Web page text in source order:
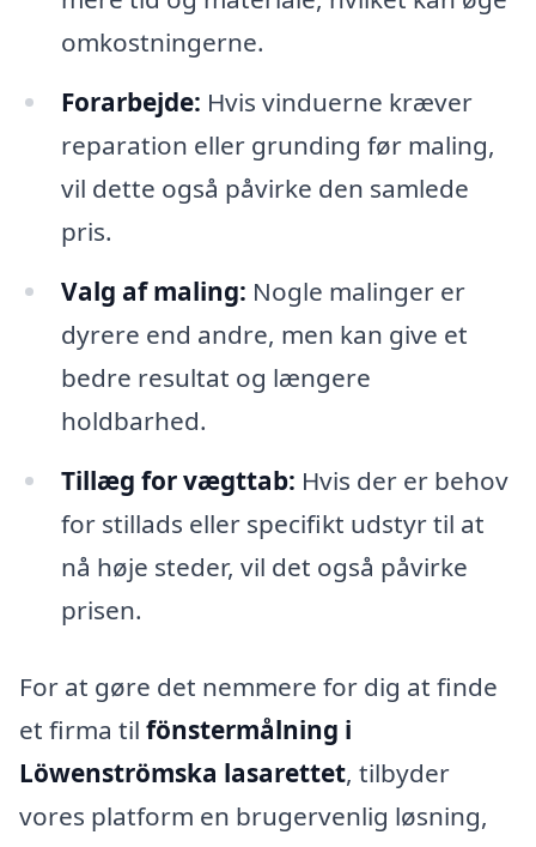
omkostningerne.
Forarbejde: Hvis vinduerne kræver
reparation eller grunding før maling,
vil dette også påvirke den samlede
pris.
Valg af maling: Nogle malinger er
dyrere end andre, men kan give et
bedre resultat og længere
holdbarhed.
Tillæg for vægttab: Hvis der er behov
for stillads eller specifikt udstyr til at
nå høje steder, vil det også påvirke
prisen.
For at gøre det nemmere for dig at finde
et firma til fönstermålning i
Löwenströmska lasarettet, tilbyder
vores platform en brugervenlig løsning,